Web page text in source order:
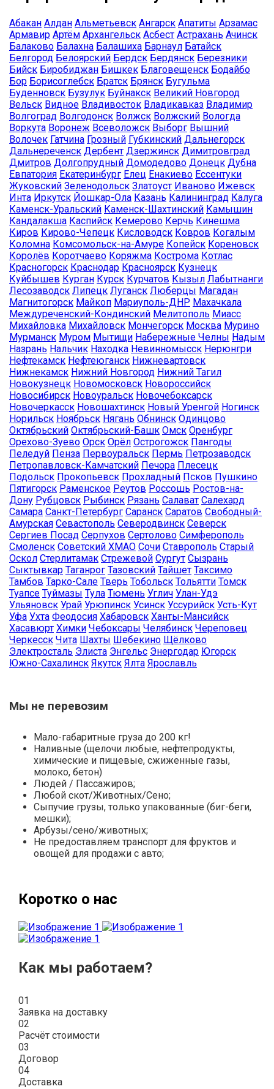
Абакан Алдан Альметьевск Ангарск Апатиты Арзамас
Армавир Артём Архангельск Асбест Астрахань Ачинск
Балаково Балахна Балашиха Барнаул Батайск
Белгород Белоярский Бердск Бердянск Березники
Бийск Биробиджан Бишкек Благовещенск Бодайбо
Бор Борисоглебск Братск Брянск Бугульма
Буденновск Бузулук Буйнакск Великий Новгород
Вельск Видное Владивосток Владикавказ Владимир
Волгоград Волгодонск Волжск Волжский Вологда
Воркута Воронеж Всеволожск Выборг Вышний
Волочек Гатчина Грозный Губкинский Дальнегорск
Дальнереченск Дербент Дзержинск Димитровград
Дмитров Долгопрудный Домодедово Донецк Дубна
Евпатория Екатеринбург Елец Енакиево Ессентуки
Жуковский Зеленодольск Златоуст Иваново Ижевск
Инта Иркутск Йошкар-Ола Казань Калининград Калуга
Каменск-Уральский Каменск-Шахтинский Камышин
Кандалакша Каспийск Кемерово Керчь Кинешма
Киров Кирово-Чепецк Кисловодск Ковров Когалым
Коломна Комсомольск-на-Амуре Копейск Кореновск
Королёв Коротчаево Коряжма Кострома Котлас
Красногорск Краснодар Красноярск Кузнецк
Куйбышев Курган Курск Курчатов Кызыл Лабытнанги
Лесозаводск Липецк Луганск Люберцы Магадан
Магнитогорск Майкоп Мариуполь-ДНР Махачкала
Междуреченский-Кондинский Мелитополь Миасс
Михайловка Михайловск Мончегорск Москва Мурино
Мурманск Муром Мытищи Набережные Челны Надым
Назрань Нальчик Находка Невинномысск Нерюнгри
Нефтекамск Нефтеюганск Нижневартовск
Нижнекамск Нижний Новгород Нижний Тагил
Новокузнецк Новомосковск Новороссийск
Новосибирск Новоуральск Новочебоксарск
Новочеркасск Новошахтинск Новый Уренгой Ногинск
Норильск Ноябрьск Нягань Обнинск Одинцово
Октябрьский Октябрьский-Башк Омск Оренбург
Орехово-Зуево Орск Орёл Острогожск Пангоды
Пеледуй Пенза Первоуральск Пермь Петрозаводск
Петропавловск-Камчатский Печора Плесецк
Подольск Прокопьевск Прохладный Псков Пушкино
Пятигорск Раменское Реутов Россошь Ростов-на-
Дону Рубцовск Рыбинск Рязань Салават Салехард
Самара Санкт-Петербург Саранск Саратов Свободный-
Амурская Севастополь Северодвинск Северск
Сергиев Посад Серпухов Сертолово Симферополь
Смоленск Советский ХМАО Сочи Ставрополь Старый
Оскол Стерлитамак Стрежевой Сургут Сызрань
Сыктывкар Таганрог Тазовский Тайшет Таксимо
Тамбов Тарко-Сале Тверь Тобольск Тольятти Томск
Туапсе Туймазы Тула Тюмень Углич Улан-Удэ
Ульяновск Урай Урюпинск Усинск Уссурийск Усть-Кут
Уфа Ухта Феодосия Хабаровск Ханты-Мансийск
Хасавюрт Химки Чебоксары Челябинск Череповец
Черкесск Чита Шахты Шебекино Щёлково
Электросталь Элиста Энгельс Энергодар Югорск
Южно-Сахалинск Якутск Ялта Ярославль
Мы не перевозим
Мало-габаритные груза до 200 кг!
Наливные (щелочи любые, нефтепродукты,
химические и пищевые, сжиженные газы,
молоко, бетон)
Людей / Пассажиров;
Любой скот/Животных/Сено;
Сыпучие грузы, только упакованные (биг-беги,
мешки);
Арбузы/сено/животных;
Не предоставляем транспорт для фруктов и
овощей для продажи с авто;
Коротко о нас
Как мы работаем?
01
Заявка на доставку
02
Расчёт стоимости
03
Договор
04
Доставка